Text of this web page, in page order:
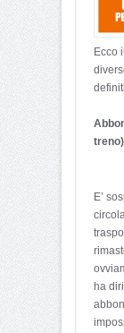
Ecco
treno)
E’
ha